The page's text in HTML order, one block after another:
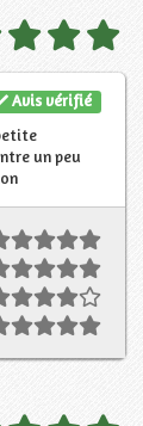
Avis vérifié
un peu